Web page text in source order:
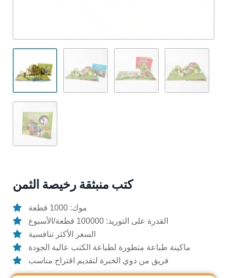
كتب منبثقة رخيصة الثمن
موك: 1000 قطعة
القدرة على التوريد: 100000 قطعة/الأسبوع
السعر الأكثر تنافسية
ماكينة طباعة متطورة لطباعة الكتب عالية الجودة
فريق من ذوي الخبرة لتقديم اقتراح مناسب